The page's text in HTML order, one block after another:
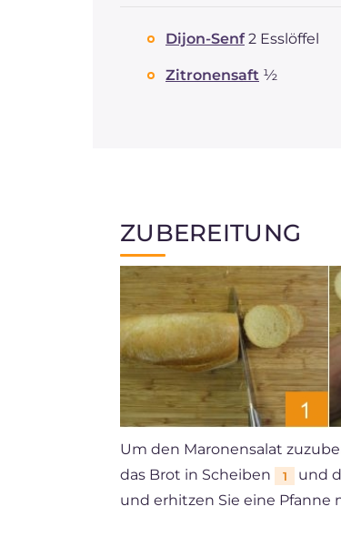
Dijon-Senf 2 Esslöffel
Zitronensaft ½
ZUBEREITUNG
Um den Maronensalat
das Brot in Scheiben
1 und
und erhitzen Sie eine Pfanne